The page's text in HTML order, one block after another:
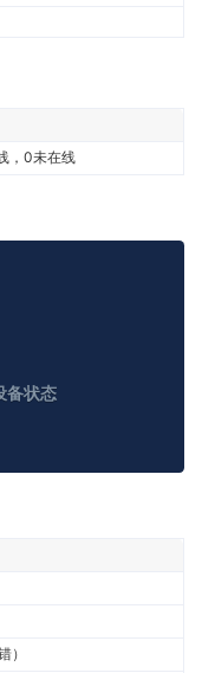
，0未在线
状态
）